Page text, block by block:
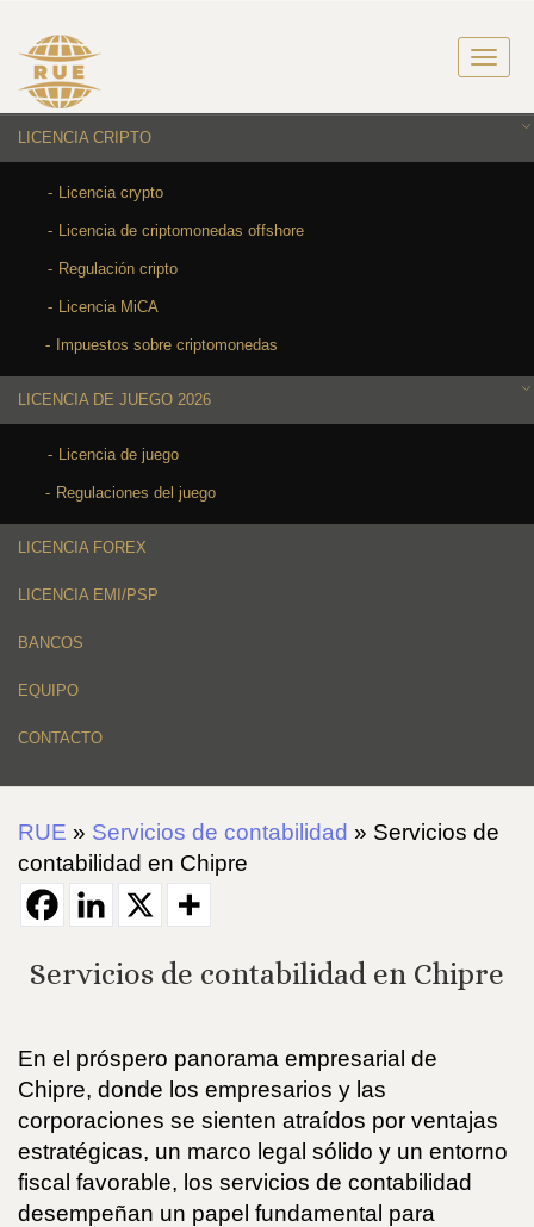
LICENCIA CRIPTO
Licencia crypto
Licencia de criptomonedas offshore
Regulación cripto
Licencia MiCA
Impuestos sobre criptomonedas
LICENCIA DE JUEGO 2026
Licencia de juego
Regulaciones del juego
LICENCIA FOREX
LICENCIA EMI/PSP
BANCOS
EQUIPO
CONTACTO
RUE » Servicios de contabilidad » Servicios de
contabilidad en Chipre
Servicios de contabilidad en Chipre
En el próspero panorama empresarial de
Chipre, donde los empresarios y las
corporaciones se sienten atraídos por ventajas
estratégicas, un marco legal sólido y un entorno
fiscal favorable, los servicios de contabilidad
desempeñan un papel fundamental para